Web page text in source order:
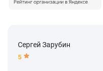
Сергей Зарубин
5